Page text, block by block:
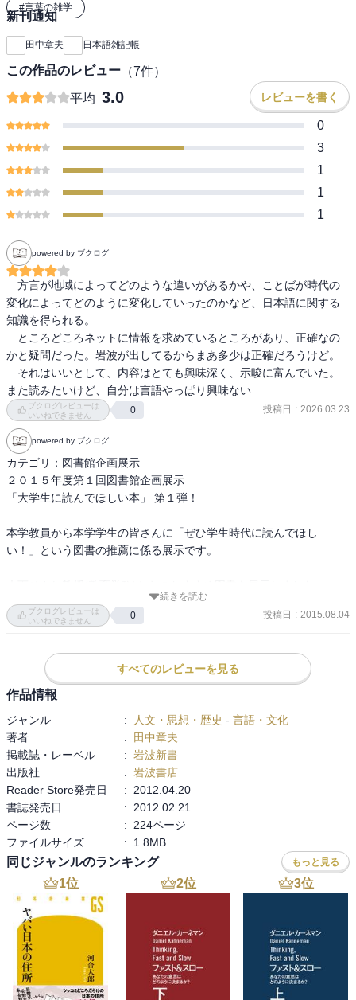
#言葉の雑学
新刊通知
田中章夫 日本語雑記帳
この作品のレビュー （7件）
平均 3.0 レビューを書く
0
3
1
1
1
powered by ブクログ
方言が地域によってどのような違いがあるかや、ことばが時代の
変化によってどのように変化していったのかなど、日本語に関する
知識を得られる。
ところどころネットに情報を求めているところがあり、正確なの
かと疑問だった。岩波が出してるからまあ多少は正確だろうけど。
それはいいとして、内容はとても興味深く、示唆に富んでいた。
また読みたいけど、自分は言語やっぱり興味ない
ブクログレビューは
いいねできません
0 投稿日 : 2026.03.23
powered by ブクログ
カテゴリ：図書館企画展示
２０１５年度第１回図書館企画展示
「大学生に読んでほしい本」 第１弾！
本学教員から本学学生の皆さんに「ぜひ学生時代に読んでほし
い！」という図書の推薦に係る展示です。
開催期間：2015年4月8日(水) ～ 2015年6月13日(土)
◎手軽に新書を読んでみよう
値段も分量も手ごろな新書は「軽く」見られがちなところもありま
すが、内容的に読み応えのあるものも多くあります。気に入った著
者やテーマで探してみるとけっこう面白い本が見つかるものです。
広い視野を持つために、興味や関心を広げるために新書の棚を眺め
てみましょう。刊行中の新書を多様な角度から検索できるサイトも
あります。（「新書マップ」）
◇新書で日本語を知ろう
分かっているようで分からない日本語。まずは知ることですが、難
しく考えず日本語の本を読んで親しんでみましょう。大切なのは気
持ちですが、誤解を招かない表現もまた大切です。大学生として、
社会人として知っておいて損がないのが日本語の知識です。
続きを読む
ブクログレビューは
いいねできません
0 投稿日 : 2015.08.04
すべてのレビューを見る
作品情報
ジャンル : 人文・思想・歴史 - 言語・文化
著者
:
田中章夫
掲載誌・レーベル
: 岩波新書
出版社
: 岩波書店
Reader Store発売日
:
2012.04.20
書誌発売日
:
2012.02.21
ページ数
:
224ページ
ファイルサイズ
: 1.8MB
同じジャンルのランキング もっと見る
1位 2位 3位